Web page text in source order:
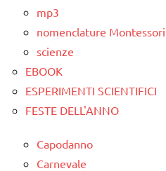
mp3
nomenclature Montessori
scienze
EBOOK
ESPERIMENTI SCIENTIFICI
FESTE DELL'ANNO
Capodanno
Carnevale